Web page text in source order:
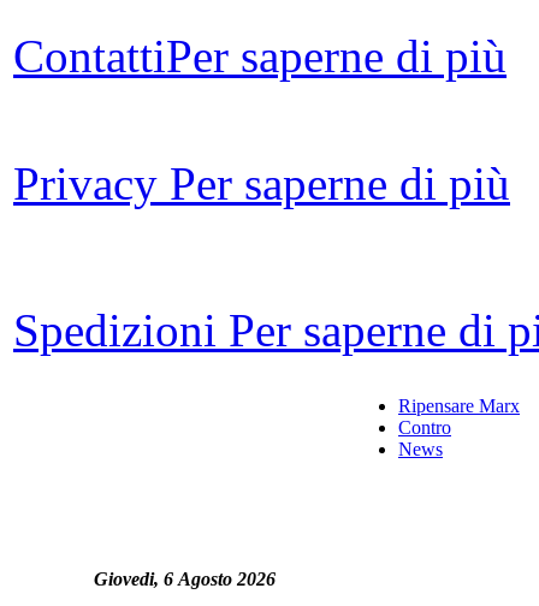
ContattiPer saperne di più
Privacy Per saperne di più
Spedizioni Per saperne di
Giovedi, 6 Agosto 2026
Ripensare Marx
Contro
News